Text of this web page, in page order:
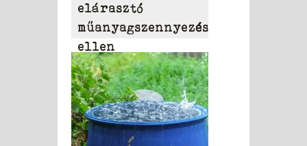
elárasztó
műanyagszennyezés
ellen